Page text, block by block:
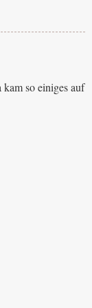
so einiges auf